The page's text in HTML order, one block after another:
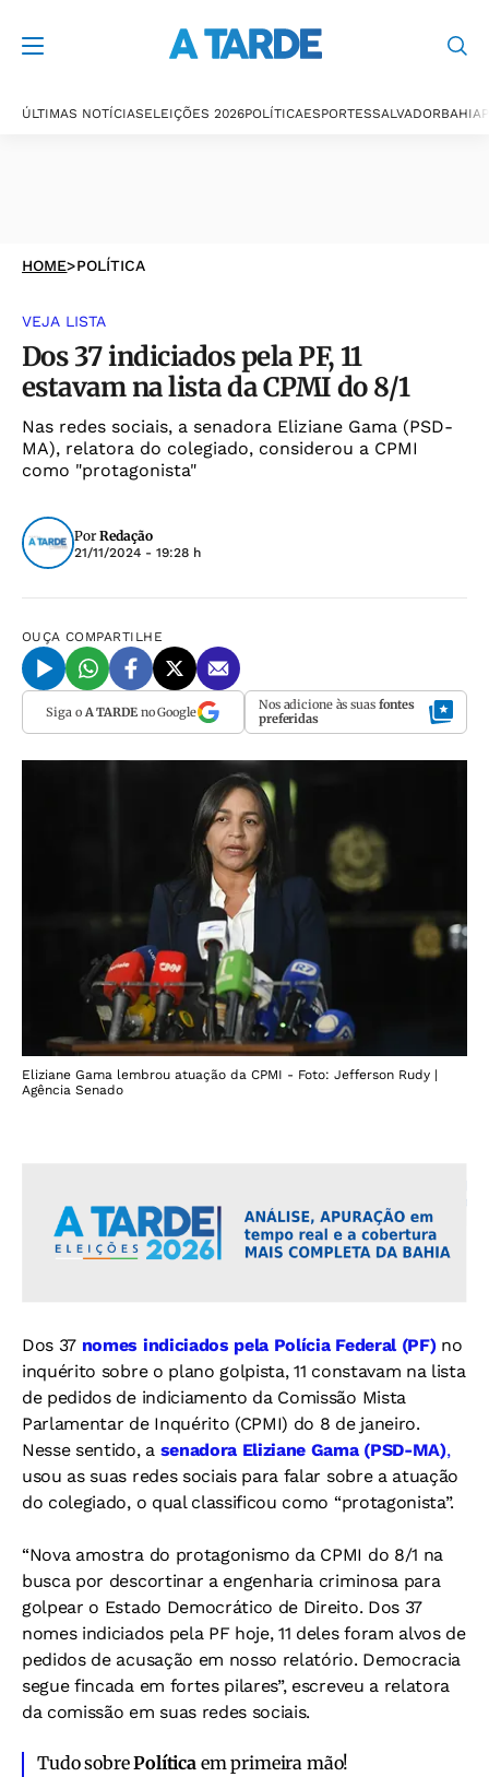
ÚLTIMAS NOTÍCIASELEIÇÕES 2026POLÍTICAESPORTESSALVADORBAHIA
HOME>POLÍTICA
VEJA LISTA
Dos 37 indiciados pela PF, 11
estavam na lista da CPMI do 8/1
Nas redes sociais, a senadora Eliziane Gama (PSD-
MA), relatora do colegiado, considerou a CPMI
como "protagonista"
Por Redação
21/11/2024 - 19:28 h
OUÇA COMPARTILHE
Siga o A TARDEno Google Nos adicione às suas fontes
preferidas
Eliziane Gama lembrou atuação da CPMI - Foto: Jefferson Rudy |
Agência Senado
Dos 37 nomes indiciados pela Polícia Federal (PF)no
inquérito sobre o plano golpista, 11 constavam na lista
de pedidos de indiciamento da Comissão Mista
Parlamentar de Inquérito (CPMI) do 8 de janeiro.
Nesse sentido, a senadora Eliziane Gama (PSD-MA),
usou as suas redes sociais para falar sobre a atuação
do colegiado, o qual classificou como “protagonista”.
“Nova amostra do protagonismo da CPMI do 8/1 na
busca por descortinar a engenharia criminosa para
golpear o Estado Democrático de Direito. Dos 37
nomes indiciados pela PF hoje, 11 deles foram alvos de
pedidos de acusação em nosso relatório. Democracia
segue fincada em fortes pilares”, escreveu a relatora
da comissão em suas redes sociais.
Tudo sobrePolítica em primeira mão!